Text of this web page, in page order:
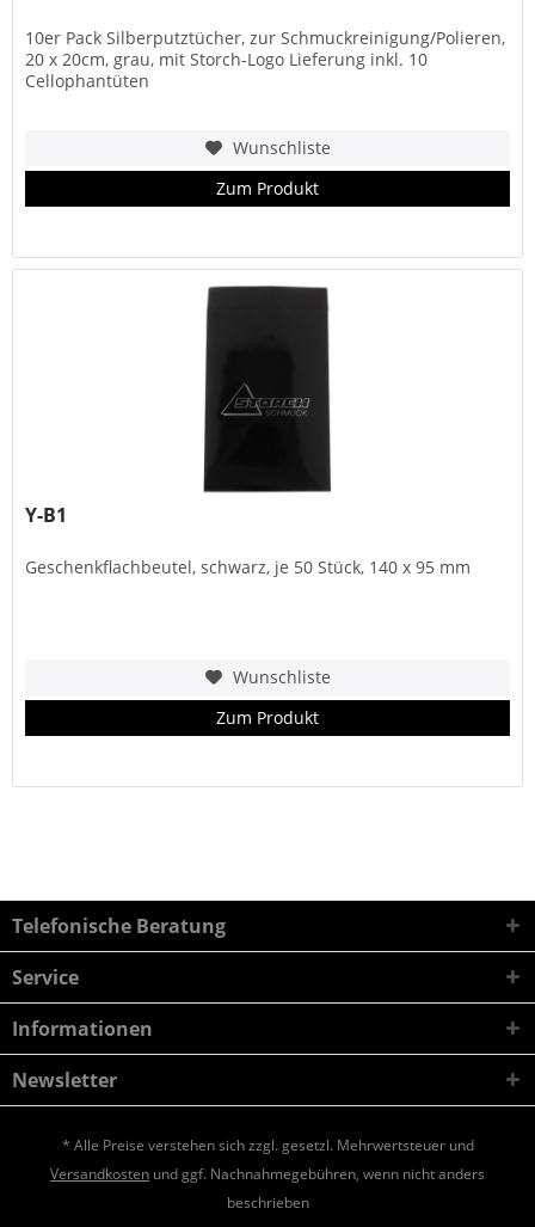
10er Pack Silberputztücher, zur Schmuckreinigung/Polieren,
20 x 20cm, grau, mit Storch-Logo Lieferung inkl. 10
Cellophantüten
Wunschliste
Zum Produkt
Y-B1
Geschenkflachbeutel, schwarz, je 50 Stück, 140 x 95 mm
Wunschliste
Zum Produkt
Telefonische Beratung
Service
Informationen
Newsletter
* Alle Preise verstehen sich zzgl. gesetzl. Mehrwertsteuer und
Versandkosten und ggf. Nachnahmegebühren, wenn nicht anders
beschrieben